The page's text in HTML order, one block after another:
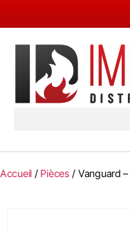
Accueil / Pièces / Vanguard